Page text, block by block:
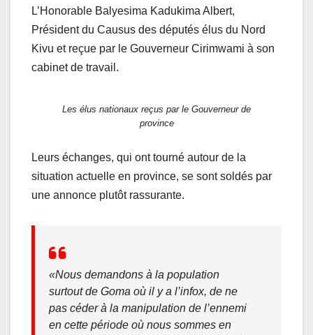
L’Honorable Balyesima Kadukima Albert,
Président du Causus des députés élus du Nord
Kivu et reçue par le Gouverneur Cirimwami à son
cabinet de travail.
Les élus nationaux reçus par le Gouverneur de
province
Leurs échanges, qui ont tourné autour de la
situation actuelle en province, se sont soldés par
une annonce plutôt rassurante.
«Nous demandons à la population
surtout de Goma où il y a l’infox, de ne
pas céder à la manipulation de l’ennemi
en cette période où nous sommes en